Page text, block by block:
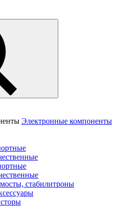
Электронные компоненты
стабилитроны